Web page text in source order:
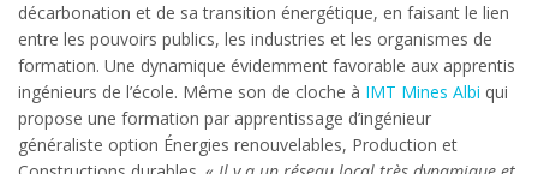
décarbonation et de sa transition énergétique, en faisant le lien
entre les pouvoirs publics, les industries et les organismes de
formation. Une dynamique évidemment favorable aux apprentis
ingénieurs de l’école. Même son de cloche à IMT Mines Albi qui
propose une formation par apprentissage d’ingénieur
généraliste option Énergies renouvelables, Production et